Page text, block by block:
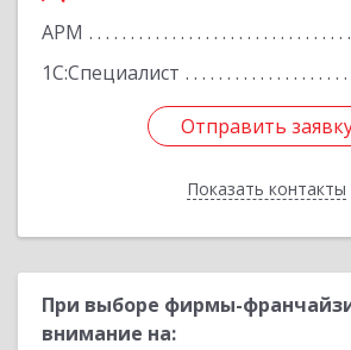
АРМ
1С:Специалист
Отправить
Показать контакты
Отправить
Назад
При выборе фирмы-
внимание на: